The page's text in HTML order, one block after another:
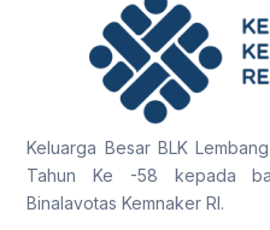
Keluarga Besar BLK
Tahun Ke -58 kepada
Binalavotas Kemnaker RI.